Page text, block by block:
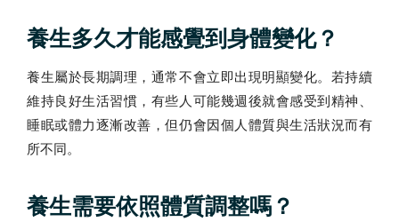
養生多久才能感覺到身體變化？
養生屬於長期調理，通常不會立即出現明顯變化。若持續
維持良好生活習慣，有些人可能幾週後就會感受到精神、
睡眠或體力逐漸改善，但仍會因個人體質與生活狀況而有
所不同。
養生需要依照體質調整嗎？